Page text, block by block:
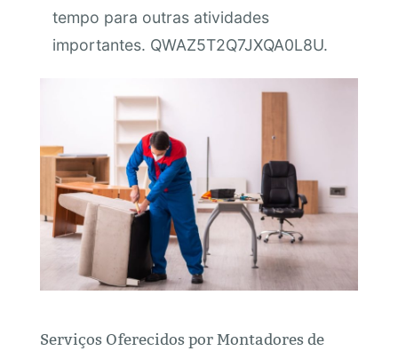
tempo para outras atividades
importantes. QWAZ5T2Q7JXQA0L8U.
Serviços Oferecidos por Montadores de